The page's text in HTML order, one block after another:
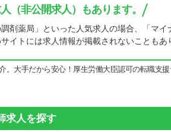
（非公開求人）もあります。
剤薬局」といった人気求人の場合、「マイ
イトには求人情報が掲載されないこともあ
大手だから安心！厚生労働大臣認可の転職支援
求人を探す